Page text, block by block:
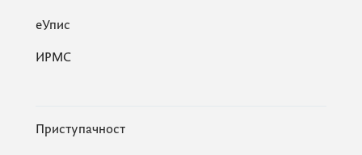
eУпис
ИРМС
Приступачност